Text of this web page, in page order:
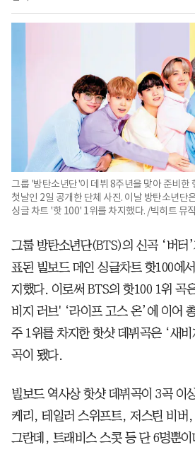
그룹 '방탄소년단'이 데뷔 8주년을 맞아 준비한
첫날인 2일 공개한 단체 사진. 이날 방탄소년단
싱글 차트 '핫 100' 1위를 차지했다. /빅히트 뮤직
그룹 방탄소년단(BTS)의 신곡 ‘버터
표된 빌보드 메인 싱글차트 핫100에
지했다. 이로써 BTS의 핫100 1위 곡
비지 러브' ‘라이프 고스 온’에 이어
주 1위를 차지한 핫샷 데뷔곡은 ‘새
곡이 됐다.
빌보드 역사상 핫샷 데뷔곡이 3곡 이
케리, 테일러 스위프트, 저스틴 비버
그란데, 트래비스 스콧 등 단 6명뿐